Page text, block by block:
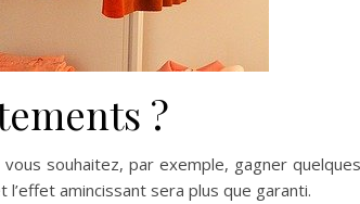
?
vous souhaitez, par exemple, gagner
amincissant sera plus que garanti.